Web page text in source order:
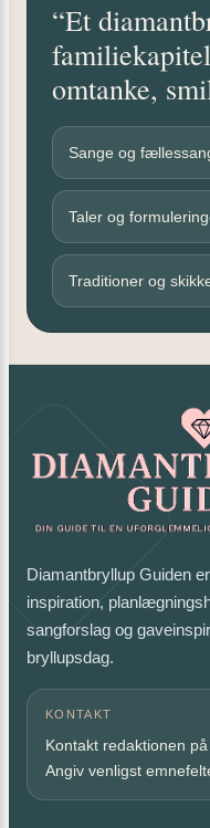
“Et
omtanke,
Sange og
Taler og
Traditioner og
Diamantbryllup Guiden
inspiration,
sangforslag og
bryllupsdag.
KONTAKT
Kontakt redaktionen på
Angiv venligst